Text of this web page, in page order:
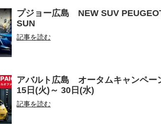
プジョー広島 NEW SUV
SUN
記事を読む
アバルト広島 オータムキャンペー
15日(火)～ 30日(水)
記事を読む